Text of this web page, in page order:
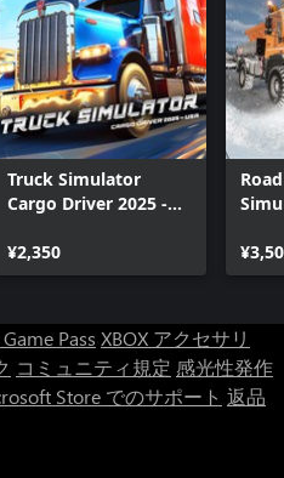
Truck Simulator
Cargo Driver 2025 -
¥2,350
Pass XBOX アクセサリ
コミュニティ規定 感光性発作
Store でのサポート 返品